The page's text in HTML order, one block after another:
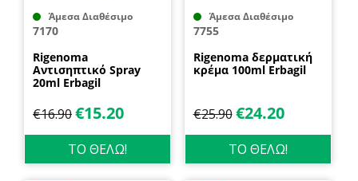
Άμεσα Διαθέσιμο
7170
Rigenoma
Αντισηπτικό Spray
20ml Erbagil
€16.90€15.20
ΤΟ ΘΕΛΩ!
Άμεσα Διαθέσιμο
7755
Rigenoma δερματική
κρέμα 100ml Erbagil
€25.90 €24.20
ΤΟ ΘΕΛΩ!